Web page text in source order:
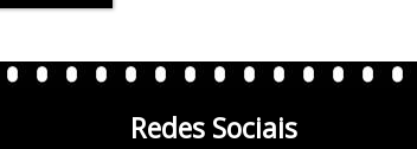
Redes Sociais